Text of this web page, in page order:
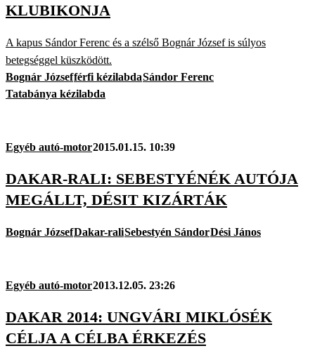
KLUBIKONJA
A kapus Sándor Ferenc és a szélső Bognár József is súlyos
betegséggel küszködött.
Bognár Józsefférfi kézilabdaSándor Ferenc
Tatabánya kézilabda
Egyéb autó-motor2015.01.15. 10:39
DAKAR-RALI: SEBESTYÉNÉK AUTÓJA
MEGÁLLT, DÉSIT KIZÁRTÁK
Bognár JózsefDakar-raliSebestyén SándorDési János
Egyéb autó-motor2013.12.05. 23:26
DAKAR 2014: UNGVÁRI MIKLÓSÉK
CÉLJA A CÉLBA ÉRKEZÉS